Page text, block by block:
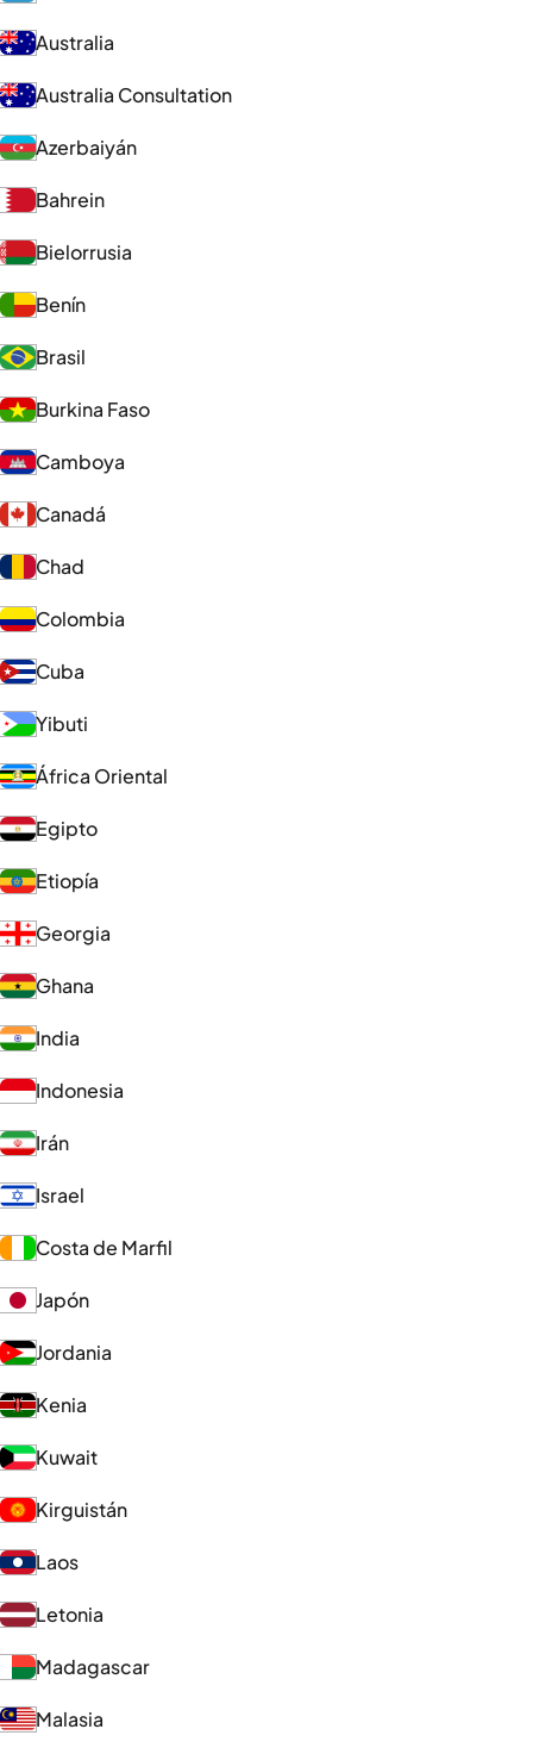
Australia
Australia Consultation
Azerbaiyán
Bahrein
Bielorrusia
Benín
Brasil
Burkina Faso
Camboya
Canadá
Chad
Colombia
Cuba
Yibuti
África Oriental
Egipto
Etiopía
Georgia
Ghana
India
Indonesia
Irán
Israel
Costa de Marfil
Japón
Jordania
Kenia
Kuwait
Kirguistán
Laos
Letonia
Madagascar
Malasia